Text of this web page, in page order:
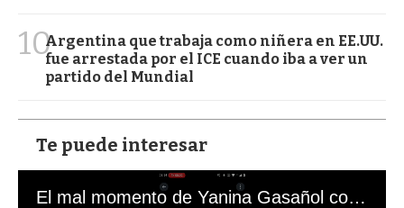
10Argentina que trabaja como niñera en EE.UU.
fue arrestada por el ICE cuando iba a ver un
partido del Mundial
Te puede interesar
El mal momento de Yanina Gasañol con un hincha argentino en "Subrayado"